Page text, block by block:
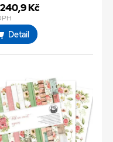
Kč
Detail